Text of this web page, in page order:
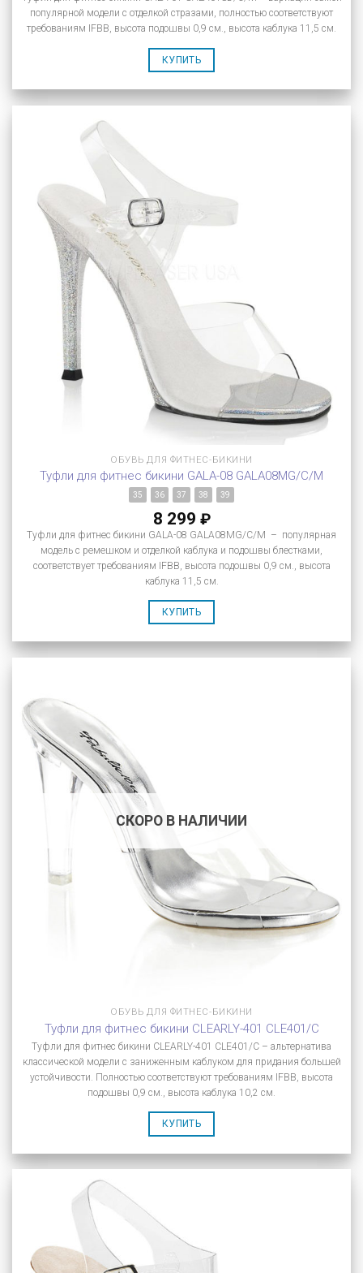
популярной модели с отделкой стразами, полностью соответствуют
требованиям IFBB, высота подошвы 0,9 см., высота каблука 11,5 см.
КУПИТЬ
ОБУВЬ ДЛЯ ФИТНЕС-БИКИНИ
Туфли для фитнес бикини GALA-08 GALA08MG/C/M
35 36 37 38 39
8 299 ₽
Туфли для фитнес бикини GALA-08 GALA08MG/C/M – популярная
модель с ремешком и отделкой каблука и подошвы блестками,
соответствует требованиям IFBB, высота подошвы 0,9 см., высота
каблука 11,5 см.
КУПИТЬ
СКОРО В НАЛИЧИИ
ОБУВЬ ДЛЯ ФИТНЕС-БИКИНИ
Туфли для фитнес бикини CLEARLY-401 CLE401/C
Туфли для фитнес бикини CLEARLY-401 CLE401/C – альтернатива
классической модели с заниженным каблуком для придания большей
устойчивости. Полностью соответствуют требованиям IFBB, высота
подошвы 0,9 см., высота каблука 10,2 см.
КУПИТЬ